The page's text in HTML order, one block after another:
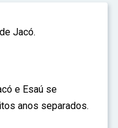
Jacó.
e Esaú se
anos separados.